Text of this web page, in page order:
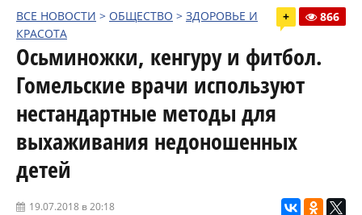
ВСЕ НОВОСТИ > ОБЩЕСТВО > ЗДОРОВЬЕ И
КРАСОТА
+ 866
Осьминожки, кенгуру и фитбол.
Гомельские врачи используют
нестандартные методы для
выхаживания недоношенных
детей
19.07.2018 в 20:18